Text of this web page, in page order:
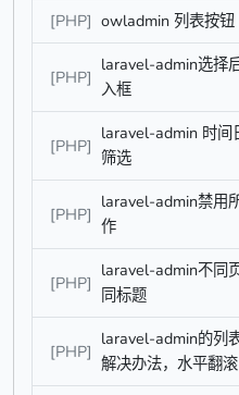
[PHP] owladmin 列表按钮
[PHP]
laravel-admin选择
入框
[PHP]
laravel-admin 时间
筛选
[PHP]
laravel-admin禁用
作
[PHP]
laravel-admin不同
同标题
[PHP]
laravel-admin的列
解决办法，水平翻滚